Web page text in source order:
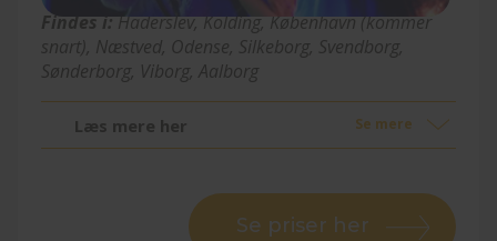
Findes i:Haderslev, Kolding, København (kommer
snart), Næstved, Odense, Silkeborg, Svendborg,
Sønderborg, Viborg, Aalborg
Se mere
Læs mere her
Se priser her